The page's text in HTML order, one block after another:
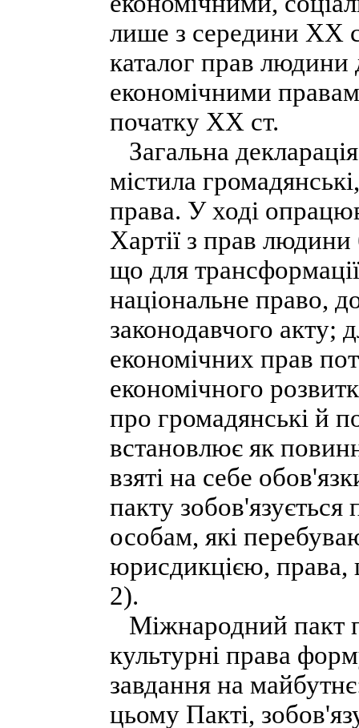
лише з середини XX
каталог прав людини
економічними
початку XX ст.
Загальна
містила
права. У ході
Хартії з прав
що для
національне право,
законодавчого акту;
економічних прав
економічного
про громадянські й
встановлює як
взяті на себе
пакту зобов'язується
особам, які
юрисдикцією, права,
2).
Міжнародний пакт
культурні права
завдання на
цьому Пакті,